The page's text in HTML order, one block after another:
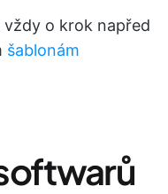
vždy o krok napřed
šablonám